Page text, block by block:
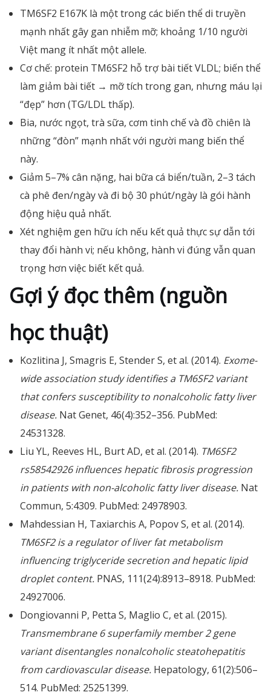
TM6SF2 E167K là một trong các biến thể di truyền
mạnh nhất gây gan nhiễm mỡ; khoảng 1/10 người
Việt mang ít nhất một allele.
Cơ chế: protein TM6SF2 hỗ trợ bài tiết VLDL; biến thể
làm giảm bài tiết → mỡ tích trong gan, nhưng máu lại
“đẹp” hơn (TG/LDL thấp).
Bia, nước ngọt, trà sữa, cơm tinh chế và đồ chiên là
những “đòn” mạnh nhất với người mang biến thể
này.
Giảm 5–7% cân nặng, hai bữa cá biển/tuần, 2–3 tách
cà phê đen/ngày và đi bộ 30 phút/ngày là gói hành
động hiệu quả nhất.
Xét nghiệm gen hữu ích nếu kết quả thực sự dẫn tới
thay đổi hành vi; nếu không, hành vi đúng vẫn quan
trọng hơn việc biết kết quả.
Gợi ý đọc thêm (nguồn
học thuật)
Kozlitina J, Smagris E, Stender S, et al. (2014). Exome-
wide association study identifies a TM6SF2 variant
that confers susceptibility to nonalcoholic fatty liver
disease. Nat Genet, 46(4):352–356. PubMed:
24531328.
Liu YL, Reeves HL, Burt AD, et al. (2014). TM6SF2
rs58542926 influences hepatic fibrosis progression
in patients with non-alcoholic fatty liver disease. Nat
Commun, 5:4309. PubMed: 24978903.
Mahdessian H, Taxiarchis A, Popov S, et al. (2014).
TM6SF2 is a regulator of liver fat metabolism
influencing triglyceride secretion and hepatic lipid
droplet content. PNAS, 111(24):8913–8918. PubMed:
24927006.
Dongiovanni P, Petta S, Maglio C, et al. (2015).
Transmembrane 6 superfamily member 2 gene
variant disentangles nonalcoholic steatohepatitis
from cardiovascular disease. Hepatology, 61(2):506–
514. PubMed: 25251399.